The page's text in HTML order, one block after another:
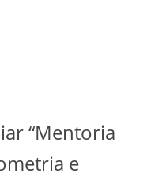
“Mentoria
e